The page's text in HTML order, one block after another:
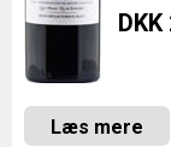
Læs mere